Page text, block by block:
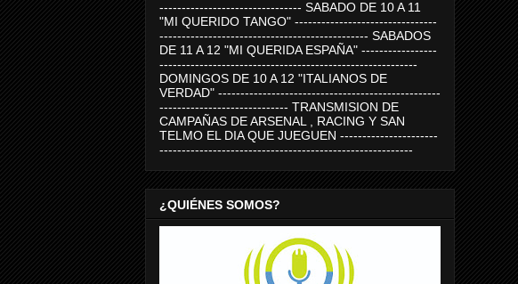
-------------------------------- SABADO DE 10 A 11
"MI QUERIDO TANGO" --------------------------------
----------------------------------------------- SABADOS
DE 11 A 12 "MI QUERIDA ESPAÑA" -----------------
----------------------------------------------------------
DOMINGOS DE 10 A 12 "ITALIANOS DE
VERDAD" --------------------------------------------------
----------------------------- TRANSMISION DE
CAMPAÑAS DE ARSENAL , RACING Y SAN
TELMO EL DIA QUE JUEGUEN ----------------------
---------------------------------------------------------
¿QUIÉNES SOMOS?